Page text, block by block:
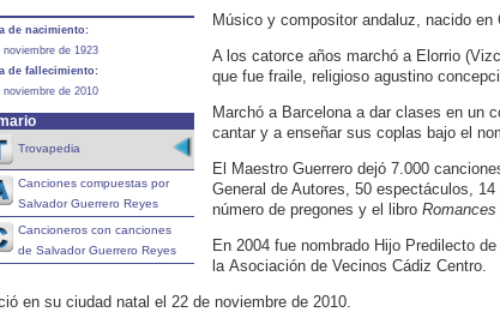
de nacimiento:
noviembre de 1923
de fallecimiento:
noviembre de 2010
Trovapedia
Canciones compuestas por
Salvador Guerrero Reyes
Cancioneros con canciones
de Salvador Guerrero Reyes
Músico y compositor andaluz, nacido
A los catorce años marchó a Elorrio
que fue fraile, religioso agustino
Marchó a Barcelona a dar clases en un
cantar y a enseñar sus coplas bajo el
El Maestro Guerrero dejó 7.000
General de Autores, 50 espectáculos,
número de pregones y el libro
En 2004 fue nombrado Hijo Predilecto
la Asociación de Vecinos Cádiz Centro.
en su ciudad natal el 22 de noviembre de 2010.